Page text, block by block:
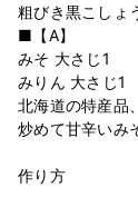
粗びき黒こしょ
■【A】
みそ 大さじ1
みりん 大さじ1
北海道の特産品
炒めて甘辛いみ
作り方